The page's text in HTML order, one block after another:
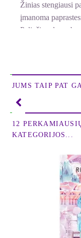
Žinias stengiausi
įmanoma
Paliečiau daugybę
po praėjusius
Kadangi esame
į šią planetą iš
suvokiame ir
tam, kad
žmonijos
laikmečio šuolį.
Gali būti, jog
nepriimtina,
rezonansą iki pat
tarsi viską ir taip
Parašyti šią knygą
Labai aiškiai ir
JUMS TAIP PAT
12
KATEGORIJOS...